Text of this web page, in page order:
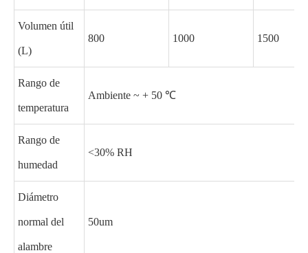
Volumen útil
(L)
800 1000 1500
Rango de
temperatura
Ambiente ~ + 50 ℃
Rango de
humedad
<30% RH
Diámetro
normal del
alambre
50um